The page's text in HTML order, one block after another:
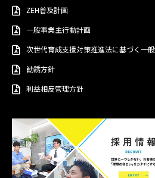
ZEH普及計画
一般事業主行動計画
次世代育成支援対策推進法に基づく一
勧誘方針
利益相反管理方針